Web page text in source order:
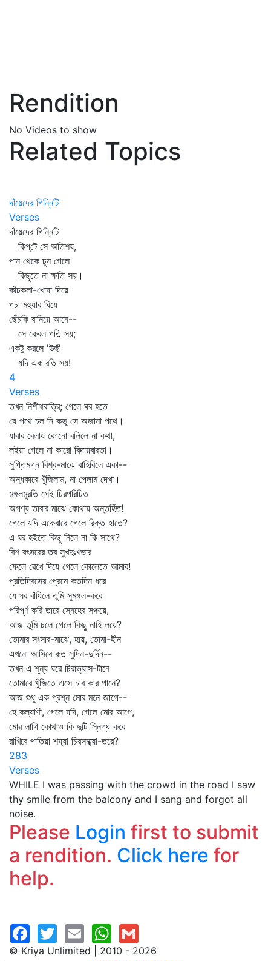
Rendition
No Videos to show
Related Topics
দাঁয়েদের গিন্নিটি
Verses
দাঁয়েদের গিন্নিটি
কিপ্‌টে সে অতিশয়,
পান থেকে চুন গেলে
কিছুতে না ক্ষতি সয়।
কাঁচকলা-খোষা দিয়ে
পচা মহুয়ার ঘিয়ে
ছেঁচকি বানিয়ে আনে--
সে কেবল পতি সয়;
একটু করলে 'উহুঁ'
যদি এক রতি সয়!
4
Verses
তখন নিশীথরাত্রি; গেলে ঘর হতে
যে পথে চল নি কভু সে অজানা পথে।
যাবার বেলায় কোনো বলিলে না কথা,
লইয়া গেলে না কারো বিদায়বারতা।
সুপ্তিমগ্ন বিশ্ব-মাঝে বাহিরিলে একা--
অন্ধকারে খুঁজিলাম, না পেলাম দেখা।
মঙ্গলমুরতি সেই চিরপরিচিত
অগণ্য তারার মাঝে কোথায় অন্তর্হিত!
গেলে যদি একেবারে গেলে রিক্ত হাতে?
এ ঘর হইতে কিছু নিলে না কি সাথে?
বিশ বৎসরের তব সুখদুঃখভার
ফেলে রেখে দিয়ে গেলে কোলেতে আমার!
প্রতিদিবসের প্রেমে কতদিন ধরে
যে ঘর বাঁধিলে তুমি সুমঙ্গল-করে
পরিপূর্ণ করি তারে স্নেহের সঞ্চয়ে,
আজ তুমি চলে গেলে কিছু নাহি লয়ে?
তোমার সংসার-মাঝে, হায়, তোমা-হীন
এখনো আসিবে কত সুদিন-দুর্দিন--
তখন এ শূন্য ঘরে চিরাভ্যাস-টানে
তোমারে খুঁজিতে এসে চাব কার পানে?
আজ শুধু এক প্রশ্ন মোর মনে জাগে--
হে কল্যাণী, গেলে যদি, গেলে মোর আগে,
মোর লাগি কোথাও কি দুটি স্নিগ্ধ করে
রাখিবে পাতিয়া শয্যা চিরসন্ধ্যা-তরে?
283
Verses
WHILE I was passing with the crowd in the road I saw
thy smile from the balcony and I sang and forgot all
noise.
Please Login first to submit
a rendition. Click here for
help.
© Kriya Unlimited | 2010 - 2026